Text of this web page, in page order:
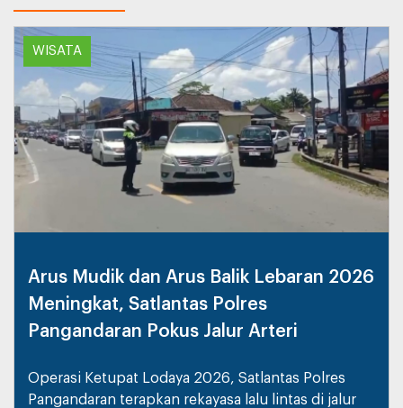
WISATA
Arus Mudik dan Arus Balik Lebaran 2026
Meningkat, Satlantas Polres
Pangandaran Pokus Jalur Arteri
Operasi Ketupat Lodaya 2026, Satlantas Polres
Pangandaran terapkan rekayasa lalu lintas di jalur